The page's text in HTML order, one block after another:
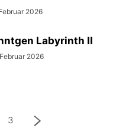
2026
Labyrinth II
2026
3